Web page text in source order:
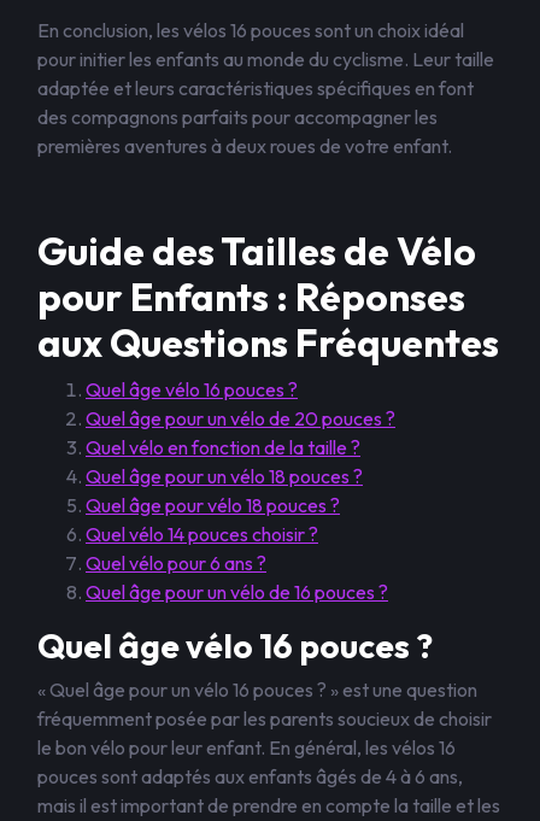
En conclusion, les vélos 16 pouces sont un choix idéal
pour initier les enfants au monde du cyclisme. Leur taille
adaptée et leurs caractéristiques spécifiques en font
des compagnons parfaits pour accompagner les
premières aventures à deux roues de votre enfant.
Guide des Tailles de Vélo
pour Enfants : Réponses
aux Questions Fréquentes
Quel âge vélo 16 pouces ?
Quel âge pour un vélo de 20 pouces ?
Quel vélo en fonction de la taille ?
Quel âge pour un vélo 18 pouces ?
Quel âge pour vélo 18 pouces ?
Quel vélo 14 pouces choisir ?
Quel vélo pour 6 ans ?
Quel âge pour un vélo de 16 pouces ?
Quel âge vélo 16 pouces ?
« Quel âge pour un vélo 16 pouces ? » est une question
fréquemment posée par les parents soucieux de choisir
le bon vélo pour leur enfant. En général, les vélos 16
pouces sont adaptés aux enfants âgés de 4 à 6 ans,
mais il est important de prendre en compte la taille et les